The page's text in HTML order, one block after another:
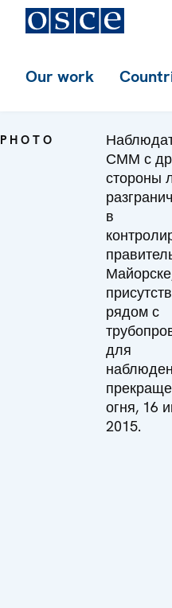
Our work
PHOTO
СММ с
стороны
в
рядом с
для
огня, 16
2015.